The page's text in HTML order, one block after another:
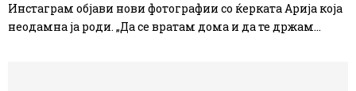
Инстаграм објави нови фотографии со ќерката Арија која
неодамна ја роди. „Да се ​​вратам дома и да те држам...